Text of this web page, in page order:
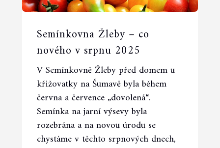
Semínkovna Žleby – co
nového v srpnu 2025
V Semínkovně Žleby před domem u
křižovatky na Šumavě byla během
června a července „dovolená“.
Semínka na jarní výsevy byla
rozebrána a na novou úrodu se
chystáme v těchto srpnových dnech,